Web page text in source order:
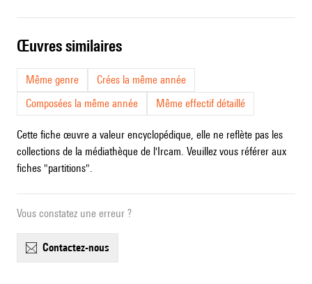
œuvres similaires
Même genre
Crées la même année
Composées la même année
Même effectif détaillé
Cette fiche œuvre a valeur encyclopédique, elle ne reflète pas les
collections de la médiathèque de l'Ircam. Veuillez vous référer aux
fiches "partitions".
Vous constatez une erreur ?
contactez-nous